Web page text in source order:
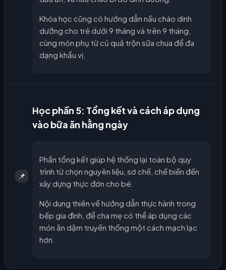
Khóa học cũng có hướng dẫn nấu cháo dinh
dưỡng cho trẻ dưới 9 tháng và trên 9 tháng,
cùng món phụ từ củ quả trộn sữa chua để đa
dạng khẩu vị.
📌
Học phần 5: Tổng kết và cách áp dụng
vào bữa ăn hằng ngày
Phần tổng kết giúp hệ thống lại toàn bộ quy
trình từ chọn nguyên liệu, sơ chế, chế biến đến
xây dựng thực đơn cho bé.
Nội dung thiên về hướng dẫn thực hành trong
bếp gia đình, để cha mẹ có thể áp dụng các
món ăn dặm truyền thống một cách mạch lạc
hơn.